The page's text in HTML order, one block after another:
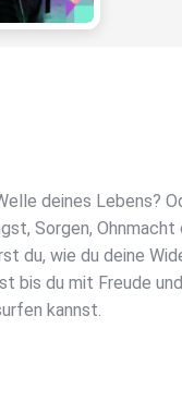
deines Lebens?
Sorgen,
du, wie du deine
bis du mit Freude
kannst.